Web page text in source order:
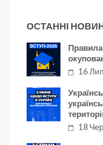
ОСТАННІ
16
18